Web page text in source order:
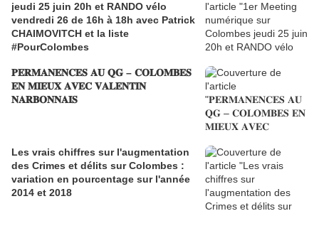
jeudi 25 juin 20h et RANDO vélo
vendredi 26 de 16h à 18h avec Patrick
CHAIMOVITCH et la liste
#PourColombes
𝐏𝐄𝐑𝐌𝐀𝐍𝐄𝐍𝐂𝐄𝐒 𝐀𝐔 𝐐𝐆 – 𝐂𝐎𝐋𝐎𝐌𝐁𝐄𝐒
𝐄𝐍 𝐌𝐈𝐄𝐔𝐗 𝐀𝐕𝐄𝐂 𝐕𝐀𝐋𝐄𝐍𝐓𝐈𝐍
𝐍𝐀𝐑𝐁𝐎𝐍𝐍𝐀𝐈𝐒
Les vrais chiffres sur l'augmentation
des Crimes et délits sur Colombes :
variation en pourcentage sur l'année
2014 et 2018